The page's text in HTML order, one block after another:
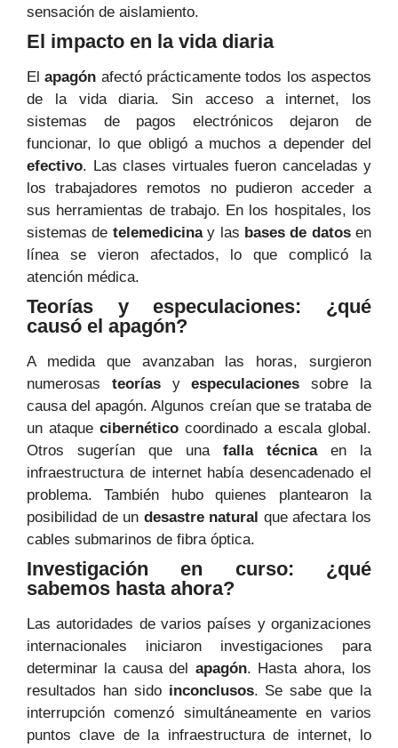
sensación de aislamiento.
El impacto en la vida diaria
Elapagón afectó prácticamente todos los aspectos
de la vida diaria. Sin acceso a internet, los
sistemas de pagos electrónicos dejaron de
funcionar, lo que obligó a muchos a depender del
efectivo. Las clases virtuales fueron canceladas y
los trabajadores remotos no pudieron acceder a
sus herramientas de trabajo. En los hospitales, los
sistemas de telemedicinay las bases de datosen
línea se vieron afectados, lo que complicó la
atención médica.
Teorías y especulaciones: ¿qué
causó el apagón?
A medida que avanzaban las horas, surgieron
numerosas teoríasyespeculaciones sobre la
causa del apagón. Algunos creían que se trataba de
un ataque cibernético coordinado a escala global.
Otros sugerían que una falla técnicaen la
infraestructura de internet había desencadenado el
problema. También hubo quienes plantearon la
posibilidad de un desastre natural que afectara los
cables submarinos de fibra óptica.
Investigación en curso: ¿qué
sabemos hasta ahora?
Las autoridades de varios países y organizaciones
internacionales iniciaron investigaciones para
determinar la causa del apagón. Hasta ahora, los
resultados han sido inconclusos. Se sabe que la
interrupción comenzó simultáneamente en varios
puntos clave de la infraestructura de internet, lo